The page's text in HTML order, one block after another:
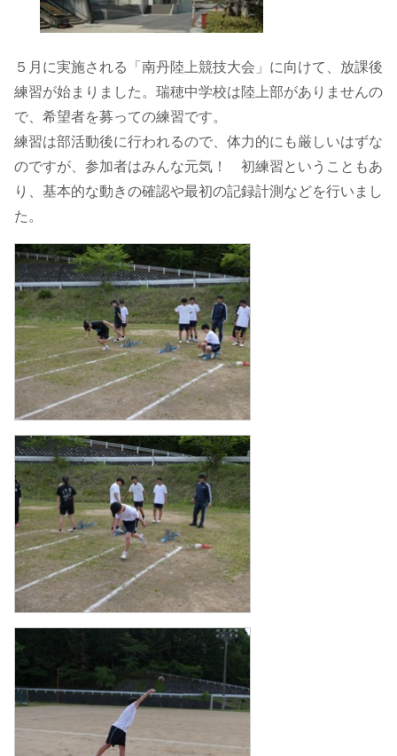
５月に実施される「南丹陸上競技大会」に向けて、放課後
練習が始まりました。瑞穂中学校は陸上部がありませんの
で、希望者を募っての練習です。
練習は部活動後に行われるので、体力的にも厳しいはずな
のですが、参加者はみんな元気！ 初練習ということもあ
り、基本的な動きの確認や最初の記録計測などを行いまし
た。